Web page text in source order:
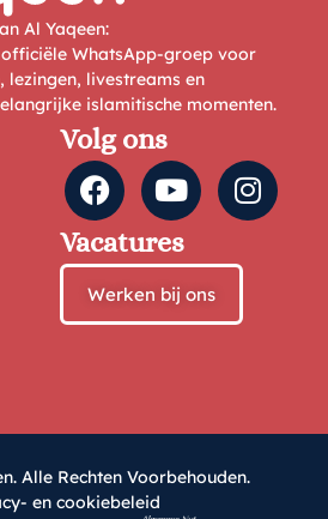
Al Yaqeen:
WhatsApp-groep voor
lezingen, livestreams en
islamitische momenten.
Volg ons
Vacatures
Werken bij ons
Alle Rechten Voorbehouden.
en cookiebeleid